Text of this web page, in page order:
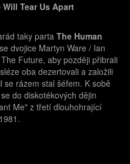
Tear Us Apart
taky parta The Human
dvojice Martyn Ware / Ian
Future, aby později přibrali
oba dezertovali a založili
se rázem stal šéfem. K sobě
do diskotékových dějin
Me" z třetí dlouhohrající